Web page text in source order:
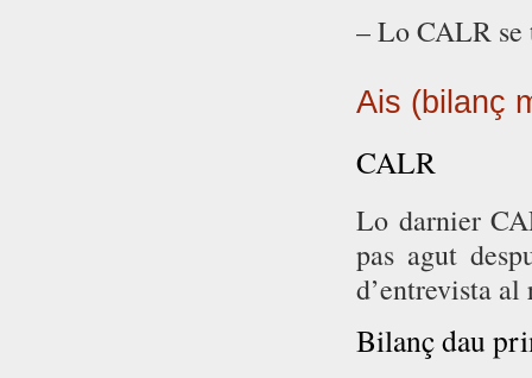
– Lo CALR se
Ais (bilanç
CALR
Lo darnier
pas agut
d’entrevista al
Bilanç dau